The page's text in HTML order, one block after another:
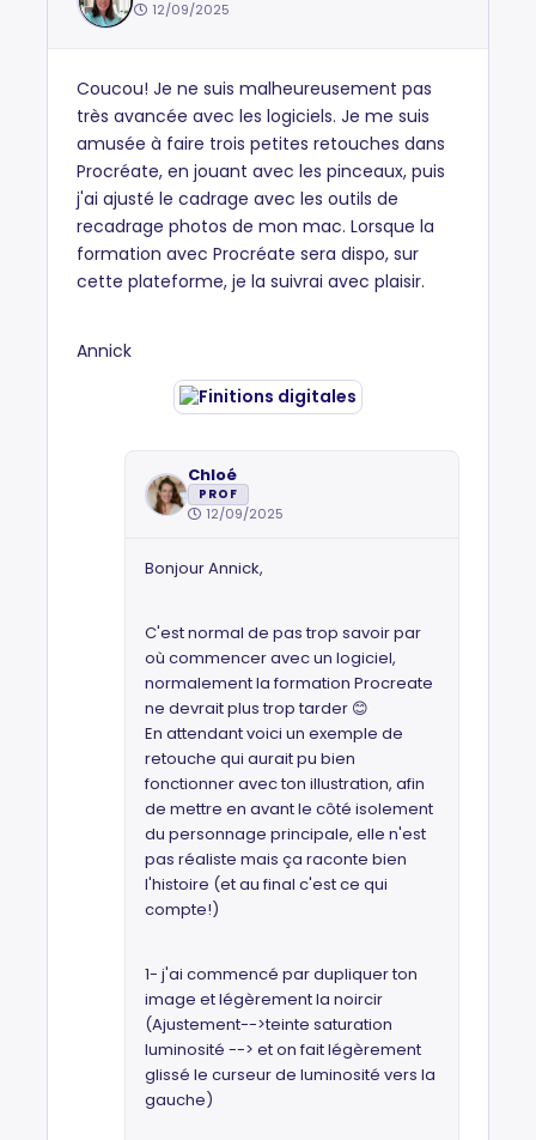
12/09/2025
Coucou! Je ne suis malheureusement pas
très avancée avec les logiciels. Je me suis
amusée à faire trois petites retouches dans
Procréate, en jouant avec les pinceaux, puis
j'ai ajusté le cadrage avec les outils de
recadrage photos de mon mac. Lorsque la
formation avec Procréate sera dispo, sur
cette plateforme, je la suivrai avec plaisir.
Annick
Chloé
PROF
12/09/2025
Bonjour Annick,
C'est normal de pas trop savoir par
où commencer avec un logiciel,
normalement la formation Procreate
ne devrait plus trop tarder 😊
En attendant voici un exemple de
retouche qui aurait pu bien
fonctionner avec ton illustration, afin
de mettre en avant le côté isolement
du personnage principale, elle n'est
pas réaliste mais ça raconte bien
l'histoire (et au final c'est ce qui
compte!)
1- j'ai commencé par dupliquer ton
image et légèrement la noircir
(Ajustement-->teinte saturation
luminosité --> et on fait légèrement
glissé le curseur de luminosité vers la
gauche)